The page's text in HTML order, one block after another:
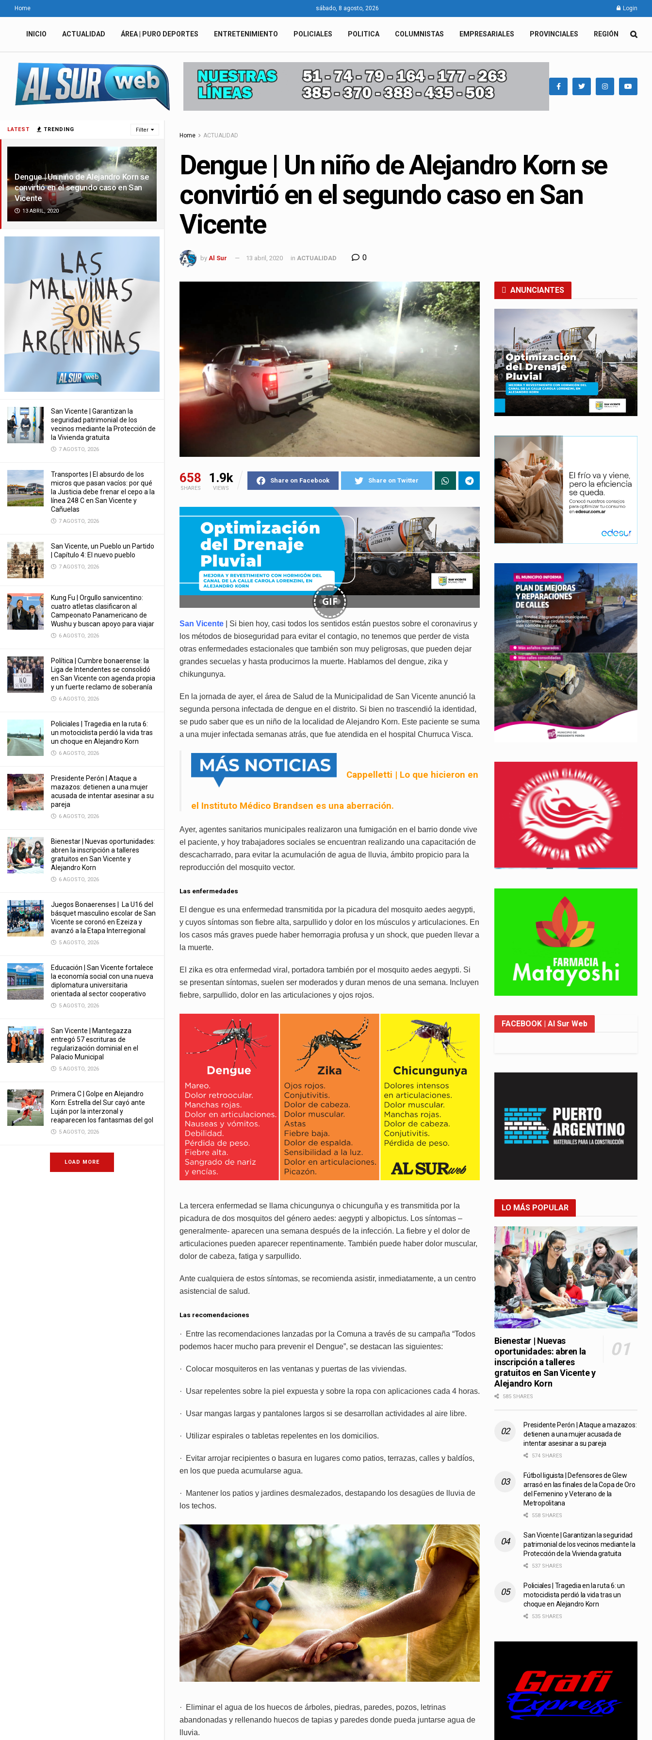
LATEST TRENDING Filter
Dengue | Un niño de Alejandro Korn se
convirtió en el segundo caso en San
Vicente
13 ABRIL, 2020
San Vicente | Garantizan la
seguridad patrimonial de los
vecinos mediante la Protección de
la Vivienda gratuita
7 AGOSTO, 2026
Transportes | El absurdo de los
micros que pasan vacíos: por qué
la Justicia debe frenar el cepo a la
línea 248 C en San Vicente y
Cañuelas
7 AGOSTO, 2026
San Vicente, un Pueblo un Partido
| Capítulo 4: El nuevo pueblo
7 AGOSTO, 2026
Kung Fu | Orgullo sanvicentino:
cuatro atletas clasificaron al
Campeonato Panamericano de
Wushu y buscan apoyo para viajar
6 AGOSTO, 2026
Política | Cumbre bonaerense: la
Liga de Intendentes se consolidó
en San Vicente con agenda propia
y un fuerte reclamo de soberanía
6 AGOSTO, 2026
Policiales | Tragedia en la ruta 6:
un motociclista perdió la vida tras
un choque en Alejandro Korn
6 AGOSTO, 2026
Presidente Perón | Ataque a
mazazos: detienen a una mujer
acusada de intentar asesinar a su
pareja
6 AGOSTO, 2026
Bienestar | Nuevas oportunidades:
abren la inscripción a talleres
gratuitos en San Vicente y
Alejandro Korn
6 AGOSTO, 2026
Juegos Bonaerenses | La U16 del
básquet masculino escolar de San
Vicente se coronó en Ezeiza y
avanzó a la Etapa Interregional
5 AGOSTO, 2026
Educación | San Vicente fortalece
la economía social con una nueva
diplomatura universitaria
orientada al sector cooperativo
5 AGOSTO, 2026
San Vicente | Mantegazza
entregó 57 escrituras de
regularización dominial en el
Palacio Municipal
5 AGOSTO, 2026
Primera C | Golpe en Alejandro
Korn: Estrella del Sur cayó ante
Luján por la interzonal y
reaparecen los fantasmas del gol
5 AGOSTO, 2026
LOAD MORE
Home sábado, 8 agosto, 2026 Login
INICIO ACTUALIDAD ÁREA | PURO DEPORTES ENTRETENIMIENTO POLICIALES POLITICA COLUMNISTAS EMPRESARIALES PROVINCIALES REGIÓN
Home ACTUALIDAD
Dengue | Un niño de Alejandro Korn se
convirtió en el segundo caso en San
Vicente
by Al Sur 13 abril, 2020 in ACTUALIDAD 0
658
SHARES
1.9k
VIEWS
Share on Facebook Share on Twitter
GIF
San Vicente
| Si bien hoy, casi todos los sentidos están puestos sobre el coronavirus y
los métodos de bioseguridad para evitar el contagio, no tenemos que perder de vista
otras enfermedades estacionales que también son muy peligrosas, que pueden dejar
grandes secuelas y hasta producirnos la muerte. Hablamos del dengue, zika y
chikungunya.
En la jornada de ayer, el área de Salud de la Municipalidad de San Vicente anunció la
segunda persona infectada de dengue en el distrito. Si bien no trascendió la identidad,
se pudo saber que es un niño de la localidad de Alejandro Korn. Este paciente se suma
a una mujer infectada semanas atrás, que fue atendida en el hospital Churruca Visca.
Cappelletti | Lo que hicieron en
el Instituto Médico Brandsen es una aberración.
Ayer, agentes sanitarios municipales realizaron una fumigación en el barrio donde vive
el paciente, y hoy trabajadores sociales se encuentran realizando una capacitación de
descacharrado, para evitar la acumulación de agua de lluvia, ámbito propicio para la
reproducción del mosquito vector.
Las enfermedades
El dengue es una enfermedad transmitida por la picadura del mosquito aedes aegypti,
y cuyos síntomas son fiebre alta, sarpullido y dolor en los músculos y articulaciones. En
los casos más graves puede haber hemorragia profusa y un shock, que pueden llevar a
la muerte.
El zika es otra enfermedad viral, portadora también por el mosquito aedes aegypti. Si
se presentan síntomas, suelen ser moderados y duran menos de una semana. Incluyen
fiebre, sarpullido, dolor en las articulaciones y ojos rojos.
La tercera enfermedad se llama chicungunya o chicunguña y es transmitida por la
picadura de dos mosquitos del género aedes: aegypti y albopictus. Los síntomas –
generalmente- aparecen una semana después de la infección. La fiebre y el dolor de
articulaciones pueden aparecer repentinamente. También puede haber dolor muscular,
dolor de cabeza, fatiga y sarpullido.
Ante cualquiera de estos síntomas, se recomienda asistir, inmediatamente, a un centro
asistencial de salud.
Las recomendaciones
· Entre las recomendaciones lanzadas por la Comuna a través de su campaña “Todos
podemos hacer mucho para prevenir el Dengue”, se destacan las siguientes:
· Colocar mosquiteros en las ventanas y puertas de las viviendas.
· Usar repelentes sobre la piel expuesta y sobre la ropa con aplicaciones cada 4 horas.
· Usar mangas largas y pantalones largos si se desarrollan actividades al aire libre.
· Utilizar espirales o tabletas repelentes en los domicilios.
· Evitar arrojar recipientes o basura en lugares como patios, terrazas, calles y baldíos,
en los que pueda acumularse agua.
· Mantener los patios y jardines desmalezados, destapando los desagües de lluvia de
los techos.
· Eliminar el agua de los huecos de árboles, piedras, paredes, pozos, letrinas
abandonadas y rellenando huecos de tapias y paredes donde pueda juntarse agua de
lluvia.
ANUNCIANTES
FACEBOOK | Al Sur Web
LO MÁS POPULAR
Bienestar | Nuevas
oportunidades: abren la
inscripción a talleres
gratuitos en San Vicente y
Alejandro Korn
585 SHARES
Presidente Perón | Ataque a mazazos:
detienen a una mujer acusada de
intentar asesinar a su pareja
574 SHARES
Fútbol liguista | Defensores de Glew
arrasó en las finales de la Copa de Oro
del Femenino y Veterano de la
Metropolitana
558 SHARES
San Vicente | Garantizan la seguridad
patrimonial de los vecinos mediante la
Protección de la Vivienda gratuita
537 SHARES
Policiales | Tragedia en la ruta 6: un
motociclista perdió la vida tras un
choque en Alejandro Korn
535 SHARES